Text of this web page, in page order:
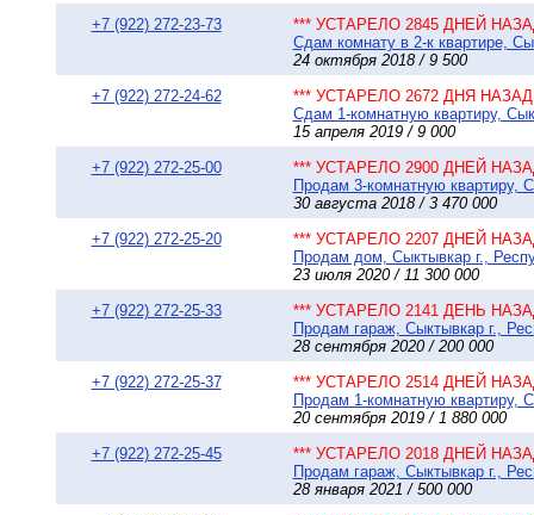
+7 (922) 272-23-73
*** УСТАРЕЛО 2845 ДНЕЙ
Сдам комнату в 2-к квартире,
24 октября 2018 / 9 500
+7 (922) 272-24-62
*** УСТАРЕЛО 2672 ДНЯ НАЗАД
Сдам 1-комнатную квартиру,
15 апреля 2019 / 9 000
+7 (922) 272-25-00
*** УСТАРЕЛО 2900 ДНЕЙ
Продам 3-комнатную квартиру,
30 августа 2018 / 3 470 000
+7 (922) 272-25-20
*** УСТАРЕЛО 2207 ДНЕЙ
Продам дом, Сыктывкар г.,
23 июля 2020 / 11 300 000
+7 (922) 272-25-33
*** УСТАРЕЛО 2141 ДЕНЬ
Продам гараж, Сыктывкар г.,
28 сентября 2020 / 200 000
+7 (922) 272-25-37
*** УСТАРЕЛО 2514 ДНЕЙ
Продам 1-комнатную квартиру,
20 сентября 2019 / 1 880 000
+7 (922) 272-25-45
*** УСТАРЕЛО 2018 ДНЕЙ
Продам гараж, Сыктывкар г.,
28 января 2021 / 500 000